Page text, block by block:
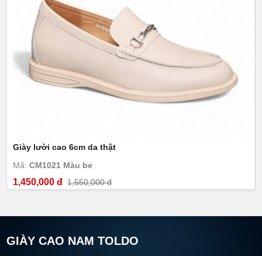
Giày lười cao 6cm da thật
Mã:CM1021 Màu be
1,450,000 đ 1,550,000 đ
GIÀY CAO NAM TOLDO